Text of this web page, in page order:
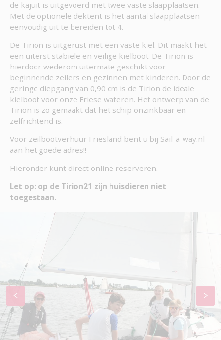
de kajuit is uitgevoerd met twee vaste slaapplaatsen.
Met de optionele dektent is het aantal slaapplaatsen
eenvoudig uit te bereiden tot 4.
De Tirion is uitgerust met een vaste kiel. Dit maakt het
een uiterst stabiele en veilige kielboot. De Tirion is
hierdoor wederom uitermate geschikt voor
beginnende zeilers en gezinnen met kinderen. Door de
geringe diepgang van 0,90 cm is de Tirion de ideale
kielboot voor onze Friese wateren. Het ontwerp van de
Tirion is zo gemaakt dat het schip onzinkbaar en
zelfrichtend is.
Voor zeilbootverhuur Friesland bent u bij Sail-a-way.nl
aan het goede adres!!
Hieronder kunt direct online reserveren.
Let op: op de Tirion21 zijn huisdieren niet
toegestaan.